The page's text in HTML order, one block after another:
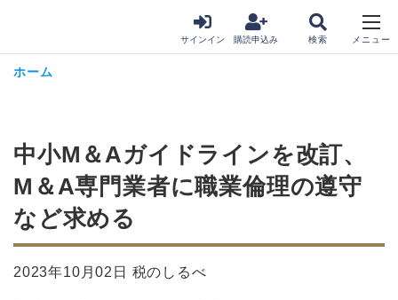
サインイン 購読申込み
ホーム
中小M＆Aガイドラインを改訂、
M＆A専門業者に職業倫理の遵守
など求める
2023年10月02日 税のしるべ